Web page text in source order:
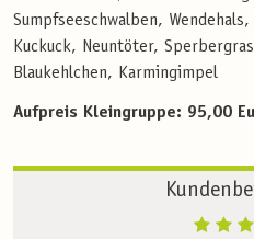
Sumpfseeschwalben,
Kuckuck, Neuntöter,
Blaukehlchen, Karmingimpel
Aufpreis Kleingruppe: 95,00